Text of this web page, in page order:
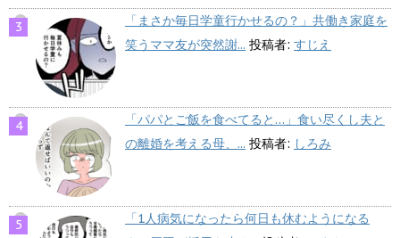
「まさか毎日学童行かせるの？」共働き家庭を
笑うママ友が突然謝... 投稿者: すじえ
「パパとご飯を食べてると…」食い尽くし夫と
の離婚を考える母、... 投稿者: しろみ
「1人病気になったら何日も休むようになる